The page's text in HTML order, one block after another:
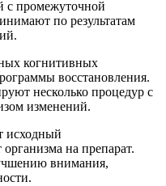
с промежуточной
по результатам
когнитивных
восстановления.
несколько процедур с
изменений.
исходный
на препарат.
внимания,